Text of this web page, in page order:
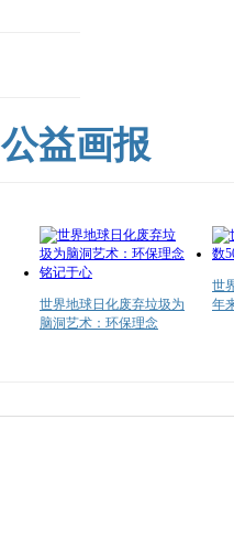
公益画报
世界地球日化废弃垃圾为
脑洞艺术：环保理念
世
年